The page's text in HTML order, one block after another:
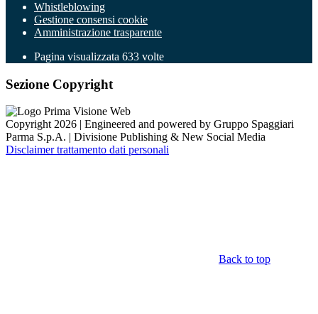
Whistleblowing
Gestione consensi cookie
Amministrazione trasparente
Pagina visualizzata 633 volte
Sezione Copyright
Copyright 2026 | Engineered and powered by Gruppo Spaggiari
Parma S.p.A. | Divisione Publishing & New Social Media
Disclaimer trattamento dati personali
Back to top